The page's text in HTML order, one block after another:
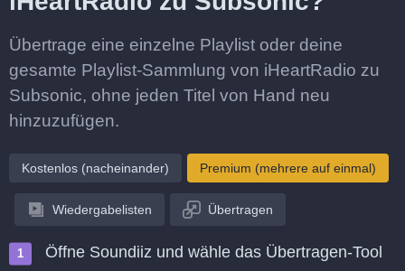
Übertrage eine einzelne Playlist oder deine
gesamte Playlist-Sammlung von iHeartRadio zu
Subsonic, ohne jeden Titel von Hand neu
hinzuzufügen.
Kostenlos (nacheinander) Premium (mehrere auf einmal)
Wiedergabelisten Übertragen
Öffne Soundiiz und wähle das Übertragen-Tool